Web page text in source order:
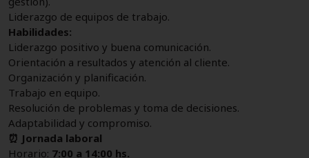
Liderazgo de equipos de trabajo.
Habilidades:
Liderazgo positivo y buena comunicación.
Orientación a resultados y atención al cliente.
Organización y planificación.
Trabajo en equipo.
Resolución de problemas y toma de decisiones.
Adaptabilidad y compromiso.
⏰ Jornada laboral
Horario: 7:00 a 14:00 hs.